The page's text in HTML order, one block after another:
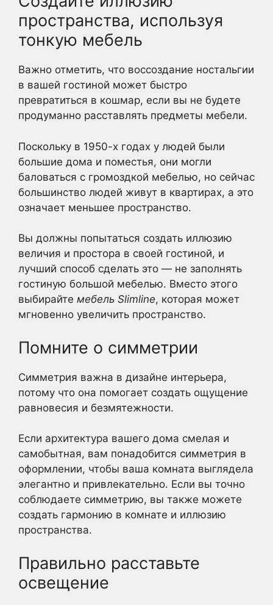
пространства, используя
тонкую мебель
Важно отметить, что воссоздание ностальгии
в вашей гостиной может быстро
превратиться в кошмар, если вы не будете
продуманно расставлять предметы мебели.
Поскольку в 1950-х годах у людей были
большие дома и поместья, они могли
баловаться с громоздкой мебелью, но сейчас
большинство людей живут в квартирах, а это
означает меньшее пространство.
Вы должны попытаться создать иллюзию
величия и простора в своей гостиной, и
лучший способ сделать это — не заполнять
гостиную большой мебелью. Вместо этого
выбирайте мебель Slimline, которая может
мгновенно увеличить пространство.
Помните о симметрии
Симметрия важна в дизайне интерьера,
потому что она помогает создать ощущение
равновесия и безмятежности.
Если архитектура вашего дома смелая и
самобытная, вам понадобится симметрия в
оформлении, чтобы ваша комната выглядела
элегантно и привлекательно. Если вы точно
соблюдаете симметрию, вы также можете
создать гармонию в комнате и иллюзию
пространства.
Правильно расставьте
освещение